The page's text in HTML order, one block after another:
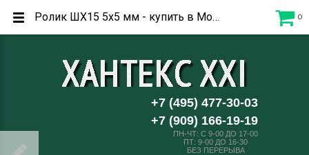
+7 (495) 477-30-03
+7 (909) 166-19-19
ПН-ЧТ: C 9-00 ДО 17-00
ПТ: 9-00 ДО 16-30
БЕЗ ПЕРЕРЫВА
0
Ролик ШХ15 5x5 мм - купить в Москве по низким ценам от производителя